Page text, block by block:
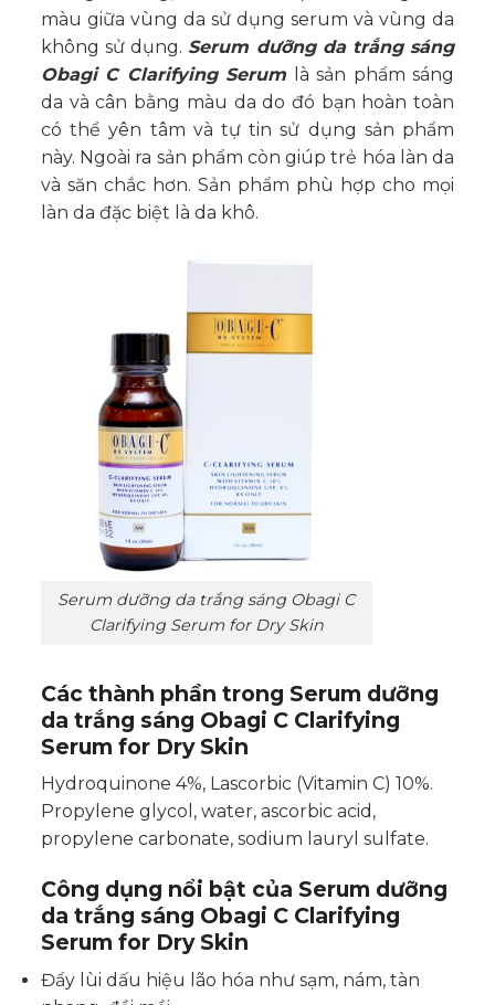
màu giữa vùng da sử dụng serum và vùng da
không sử dụng. Serum dưỡng da trắng sáng
Obagi C Clarifying Serum là sản phẩm sáng
da và cân bằng màu da do đó bạn hoàn toàn
có thể yên tâm và tự tin sử dụng sản phẩm
này. Ngoài ra sản phẩm còn giúp trẻ hóa làn da
và săn chắc hơn. Sản phẩm phù hợp cho mọi
làn da đặc biệt là da khô.
Serum dưỡng da trắng sáng Obagi C
Clarifying Serum for Dry Skin
Các thành phần trong Serum dưỡng
da trắng sáng Obagi C Clarifying
Serum for Dry Skin
Hydroquinone 4%, Lascorbic (Vitamin C) 10%.
Propylene glycol, water, ascorbic acid,
propylene carbonate, sodium lauryl sulfate.
Công dụng nổi bật của Serum dưỡng
da trắng sáng Obagi C Clarifying
Serum for Dry Skin
Đẩy lùi dấu hiệu lão hóa như sạm, nám, tàn